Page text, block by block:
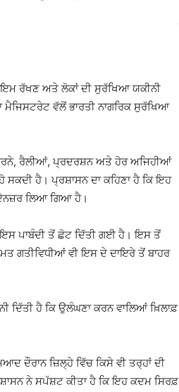
ਰੱਖਣ ਅਤੇ ਲੋਕਾਂ ਦੀ ਸੁਰੱਖਿਆ ਯਕੀਨੀ
ਮੈਜਿਸਟਰੇਟ ਵੱਲੋਂ ਭਾਰਤੀ ਨਾਗਰਿਕ ਸੁਰੱਖਿਆ
ਰੈਲੀਆਂ, ਪ੍ਰਦਰਸ਼ਨ ਅਤੇ ਹੋਰ ਅਜਿਹੀਆਂ
ਸਕਦੀ ਹੈ। ਪ੍ਰਸ਼ਾਸਨ ਦਾ ਕਹਿਣਾ ਹੈ ਕਿ ਇਹ
ਲਿਆ ਗਿਆ ਹੈ।
ਇਸ ਪਾਬੰਦੀ ਤੋਂ ਛੋਟ ਦਿੱਤੀ ਗਈ ਹੈ। ਇਸ ਤੋਂ
ਗਤੀਵਿਧੀਆਂ ਵੀ ਇਸ ਦੇ ਦਾਇਰੇ ਤੋਂ ਬਾਹਰ
ਦਿੱਤੀ ਹੈ ਕਿ ਉਲੰਘਣਾ ਕਰਨ ਵਾਲਿਆਂ ਖ਼ਿਲਾਫ਼
ਦੌਰਾਨ ਜ਼ਿਲ੍ਹੇ ਵਿੱਚ ਕਿਸੇ ਵੀ ਤਰ੍ਹਾਂ ਦੀ
ਨੇ ਸਪੱਸ਼ਟ ਕੀਤਾ ਹੈ ਕਿ ਇਹ ਕਦਮ ਸਿਰਫ਼